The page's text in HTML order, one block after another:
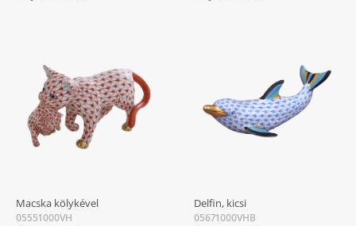
Macska kölykével
05551000VH
Delfin, kicsi
05671000VHB